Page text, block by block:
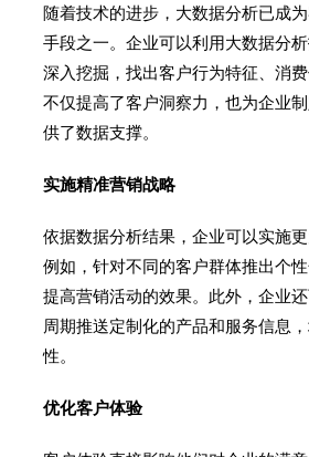
随着技术的进步，大数据分析已成
手段之一。企业可以利用大数据分
深入挖掘，找出客户行为特征、消
不仅提高了客户洞察力，也为企业
供了数据支撑。
实施精准营销战略
依据数据分析结果，企业可以实施更
例如，针对不同的客户群体推出个
提高营销活动的效果。此外，企业
周期推送定制化的产品和服务信息
性。
优化客户体验